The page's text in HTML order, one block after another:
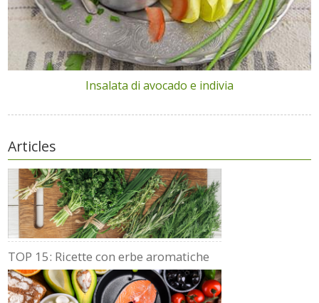
Insalata di avocado e indivia
Articles
TOP 15: Ricette con erbe aromatiche